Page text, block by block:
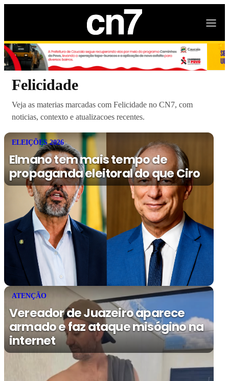
Felicidade
Veja as materias marcadas com Felicidade no CN7, com
noticias, contexto e atualizacoes recentes.
ELEIÇÕES 2026
Elmano tem mais tempo de
propaganda eleitoral do que Ciro
ATENÇÃO
Vereador de Juazeiro aparece
armado e faz ataque misógino na
internet